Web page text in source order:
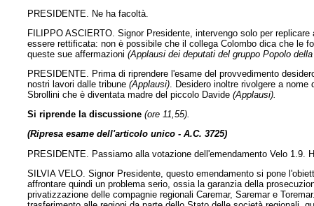
PRESIDENTE. Ne ha facoltà.
FILIPPO ASCIERTO. Signor Presidente, intervengo solo per
essere rettificata: non è possibile che il collega Colombo dica che le
queste sue affermazioni(Applausi dei deputati del gruppo Popolo
PRESIDENTE. Prima di riprendere l'esame del provvedimento
nostri lavori dalle tribune(Applausi). Desidero inoltre rivolgere a
Sbrollini che è diventata madre del piccolo Davide(Applausi).
Si riprende la discussione (ore 11,55).
(Ripresa esame dell'articolo unico - A.C. 3725)
PRESIDENTE. Passiamo alla votazione dell'emendamento Velo 1.9.
SILVIA VELO. Signor Presidente, questo emendamento si pone
affrontare quindi un problema serio, ossia la garanzia della
privatizzazione delle compagnie regionali Caremar, Saremar e